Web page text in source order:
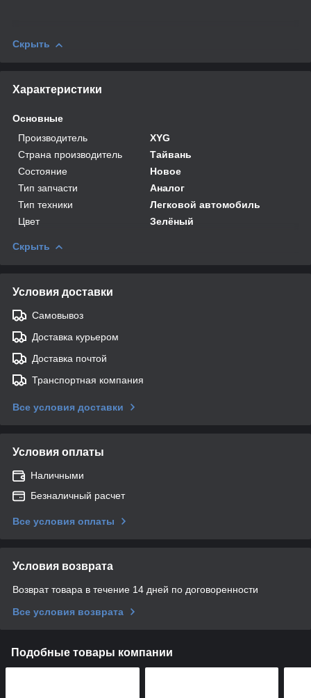
Скрыть
Характеристики
Основные
Производитель
XYG
Страна производитель
Тайвань
Состояние
Новое
Тип запчасти
Аналог
Тип техники
Легковой автомобиль
Цвет
Зелёный
Скрыть
Условия доставки
Самовывоз
Доставка курьером
Доставка почтой
Транспортная компания
Все условия доставки
Условия оплаты
Наличными
Безналичный расчет
Все условия оплаты
Условия возврата
Возврат товара в течение 14 дней по договоренности
Все условия возврата
Подобные товары компании